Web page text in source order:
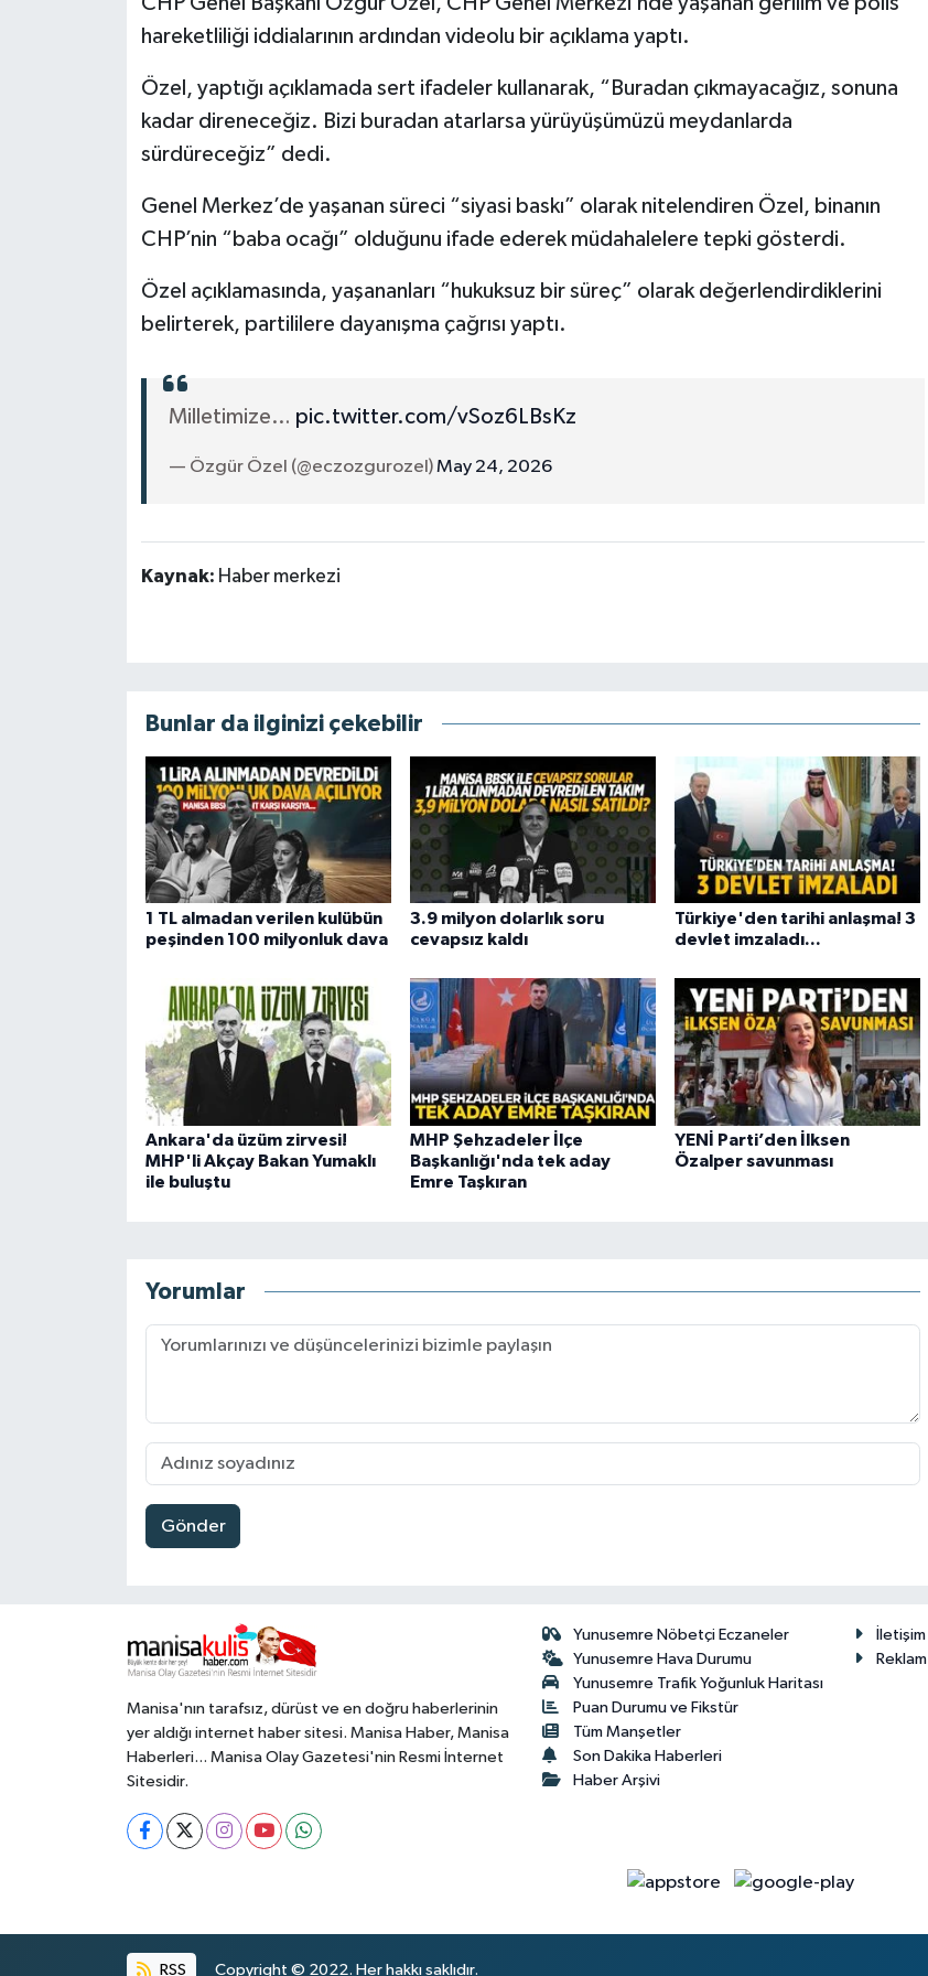
hareketliliği iddialarının ardından videolu bir açıklama yaptı.
Özel, yaptığı açıklamada sert ifadeler kullanarak, “Buradan çıkmayacağız, sonuna
kadar direneceğiz. Bizi buradan atarlarsa yürüyüşümüzü meydanlarda
sürdüreceğiz” dedi.
Genel Merkez’de yaşanan süreci “siyasi baskı” olarak nitelendiren Özel, binanın
CHP’nin “baba ocağı” olduğunu ifade ederek müdahalelere tepki gösterdi.
Özel açıklamasında, yaşananları “hukuksuz bir süreç” olarak değerlendirdiklerini
belirterek, partililere dayanışma çağrısı yaptı.
Milletimize… pic.twitter.com/vSoz6LBsKz
— Özgür Özel (@eczozgurozel)May 24, 2026
Kaynak: Haber merkezi
Bunlar da ilginizi çekebilir
1 TL almadan verilen kulübün
peşinden 100 milyonluk dava
3.9 milyon dolarlık soru
cevapsız kaldı
Türkiye'den tarihi anlaşma! 3
devlet imzaladı...
Ankara'da üzüm zirvesi!
MHP'li Akçay Bakan Yumaklı
ile buluştu
MHP Şehzadeler İlçe
Başkanlığı'nda tek aday
Emre Taşkıran
YENİ Parti’den İlksen
Özalper savunması
Yorumlar
Gönder
Manisa'nın tarafsız, dürüst ve en doğru haberlerinin
yer aldığı internet haber sitesi. Manisa Haber, Manisa
Haberleri... Manisa Olay Gazetesi'nin Resmi İnternet
Sitesidir.
Yunusemre Nöbetçi Eczaneler
Yunusemre Hava Durumu
Yunusemre Trafik Yoğunluk Haritası
Puan Durumu ve Fikstür
Tüm Manşetler
Son Dakika Haberleri
Haber Arşivi
İletişim
Reklam
RSS Copyright © 2022. Her hakkı saklıdır.